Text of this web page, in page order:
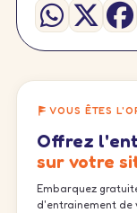
VOUS ÊTES
Offrez
sur votre
Embarquez
d'entrainement de